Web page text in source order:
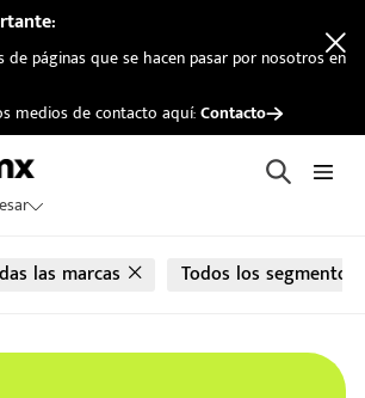
de páginas que se hacen pasar por nosotros en
medios de contacto aquí:Contacto
las marcas Todos los segmentos